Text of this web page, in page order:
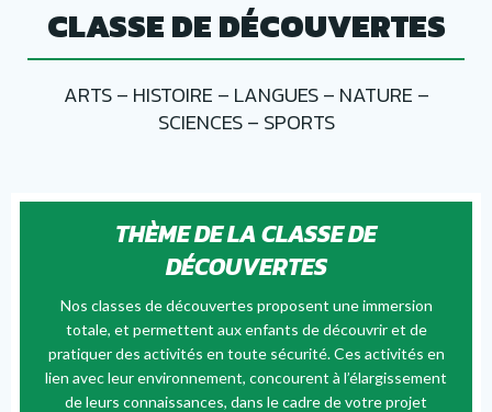
CLASSE DE DÉCOUVERTES
ARTS – HISTOIRE – LANGUES – NATURE –
SCIENCES – SPORTS
THÈME DE LA CLASSE DE
DÉCOUVERTES
Nos classes de découvertes proposent une immersion
totale, et permettent aux enfants de découvrir et de
pratiquer des activités en toute sécurité. Ces activités en
lien avec leur environnement, concourent à l’élargissement
de leurs connaissances, dans le cadre de votre projet